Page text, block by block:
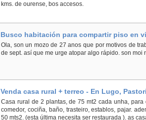
kms. de ourense, bos accesos.
Busco habitación para compartir piso en
Pontevedra, Vigo
Ola, son un mozo de 27 anos que por motivos de
de sept. así que me urge atopar algo rápido. son
Venda casa rural + terreo - En Lugo,
Casa rural de 2 plantas, de 75 mt2 cada unha,
comedor, cociña, baño, trasteiro, establos, pajar.
50 mts2. (esta última necesita ser restaurada ). as